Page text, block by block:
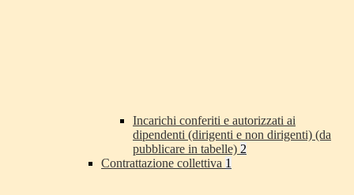
Incarichi conferiti e autorizzati ai
dipendenti (dirigenti e non dirigenti) (da
pubblicare in tabelle) 2
Contrattazione collettiva 1